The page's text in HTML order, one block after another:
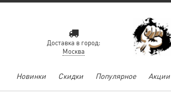
Доставка в город:
Москва
Новинки Скидки Популярное Акции